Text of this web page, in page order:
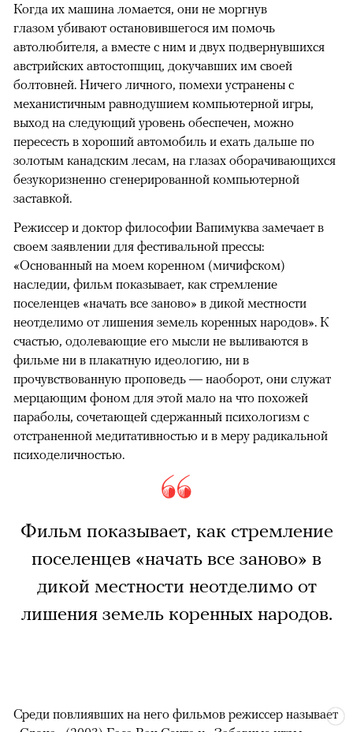
Когда их машина ломается, они не моргнув
глазом убивают остановившегося им помочь
автолюбителя, а вместе с ним и двух подвернувшихся
австрийских автостопщиц, докучавших им своей
болтовней. Ничего личного, помехи устранены с
механистичным равнодушием компьютерной игры,
выход на следующий уровень обеспечен, можно
пересесть в хороший автомобиль и ехать дальше по
золотым канадским лесам, на глазах оборачивающихся
безукоризненно сгенерированной компьютерной
заставкой.
Режиссер и доктор философии Вапимуква замечает в
своем заявлении для фестивальной прессы:
«Основанный на моем коренном (мичифском)
наследии, фильм показывает, как стремление
поселенцев «начать все заново» в дикой местности
неотделимо от лишения земель коренных народов». К
счастью, одолевающие его мысли не выливаются в
фильме ни в плакатную идеологию, ни в
прочувствованную проповедь — наоборот, они служат
мерцающим фоном для этой мало на что похожей
параболы, сочетающей сдержанный психологизм с
отстраненной медитативностью и в меру радикальной
психоделичностью.
Фильм показывает, как стремление
поселенцев «начать все заново» в
дикой местности неотделимо от
лишения земель коренных народов.
Среди повлиявших на него фильмов режиссер называет